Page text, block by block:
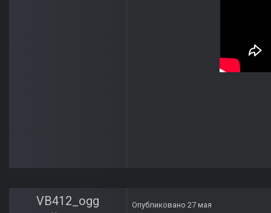
VB412_ogg Опубликовано 27 мая